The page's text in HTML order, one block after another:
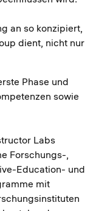
an so konzipiert,
dient, nicht nur
Phase und
sowie
Labs
Forschungs-,
Education- und
mit